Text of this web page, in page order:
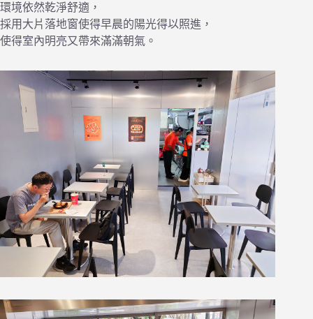
環境依然乾淨舒適，
採用大片落地窗使得早晨的陽光得以照進，
使得室內明亮又帶來滿滿朝氣。